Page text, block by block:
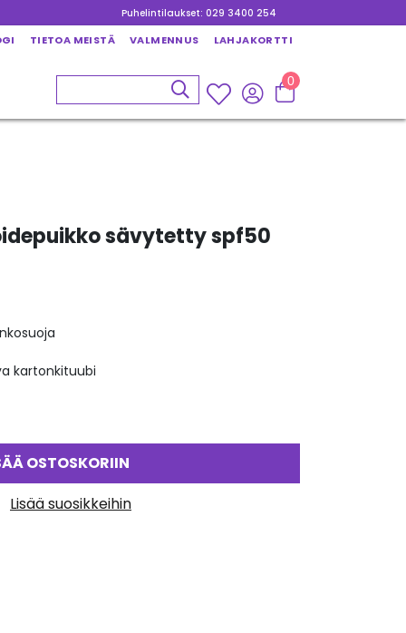
Puhelintilaukset: 029 3400 254
TIETOA MEISTÄ VALMENNUS LAHJAKORTTI
0
sävytetty spf50
kartonkituubi
OSTOSKORIIN
Lisää suosikkeihin